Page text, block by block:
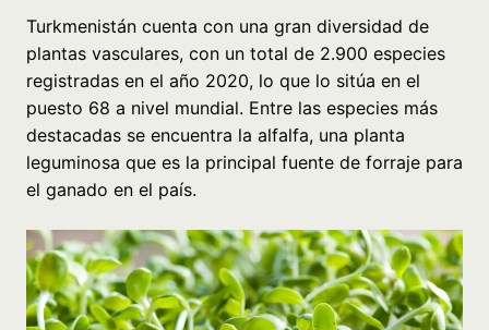
Turkmenistán cuenta con una gran diversidad de
plantas vasculares, con un total de 2.900 especies
registradas en el año 2020, lo que lo sitúa en el
puesto 68 a nivel mundial. Entre las especies más
destacadas se encuentra la alfalfa, una planta
leguminosa que es la principal fuente de forraje para
el ganado en el país.